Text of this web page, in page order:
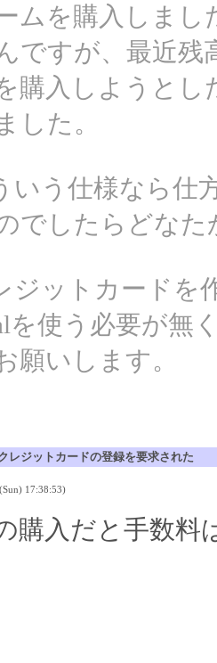
ムを購入しまし
ですが、最近残
購入しようとし
した。
いう仕様なら仕
でしたらどな
ジットカードを
を使う必要が無
願いします。
レジットカードの登録を要求された
17:38:53)
購入だと手数料